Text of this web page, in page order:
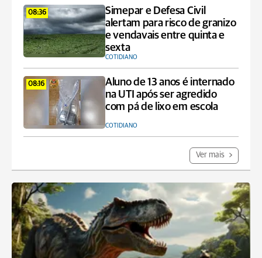
08:36
Simepar e Defesa Civil
alertam para risco de granizo
e vendavais entre quinta e
sexta
COTIDIANO
08:16
Aluno de 13 anos é internado
na UTI após ser agredido
com pá de lixo em escola
COTIDIANO
Ver mais